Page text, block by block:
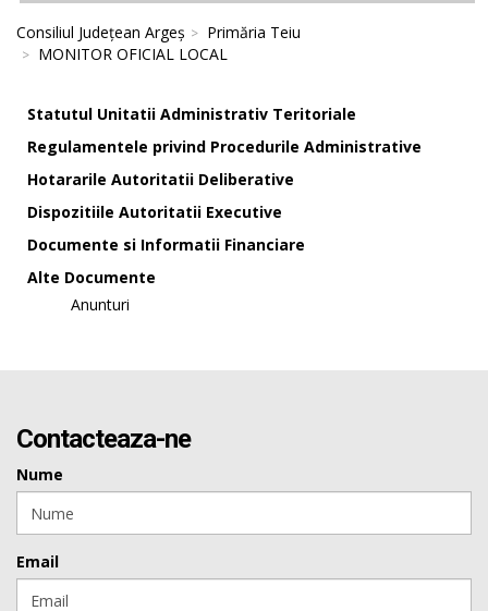
Consiliul Județean Argeș
Primăria Teiu
MONITOR OFICIAL LOCAL
Statutul Unitatii Administrativ Teritoriale
Regulamentele privind Procedurile Administrative
Hotararile Autoritatii Deliberative
Dispozitiile Autoritatii Executive
Documente si Informatii Financiare
Alte Documente
Anunturi
Contacteaza-ne
Nume
Email